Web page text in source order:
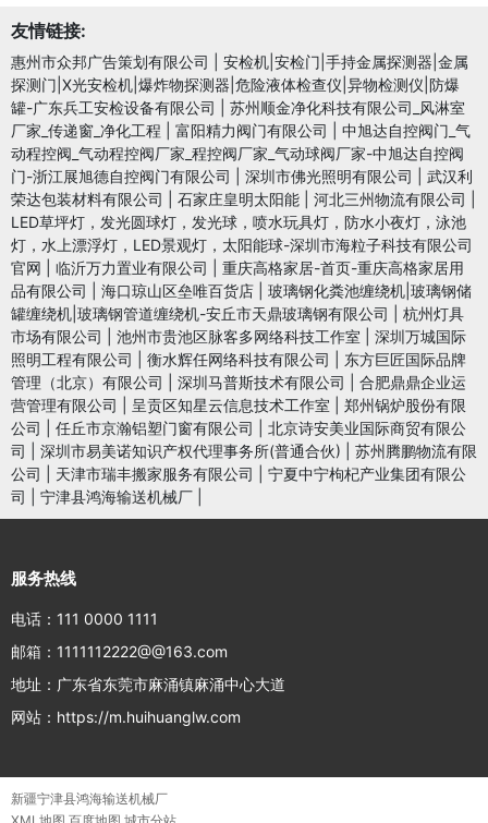
友情链接:
惠州市众邦广告策划有限公司
安检机|安检门|手持金属探测器|金属
探测门|X光安检机|爆炸物探测器|危险液体检查仪|异物检测仪|防爆
罐-广东兵工安检设备有限公司
苏州顺金净化科技有限公司_风淋室
厂家_传递窗_净化工程
富阳精力阀门有限公司
中旭达自控阀门_气
动程控阀_气动程控阀厂家_程控阀厂家_气动球阀厂家-中旭达自控阀
门-浙江展旭德自控阀门有限公司
深圳市佛光照明有限公司
武汉利
荣达包装材料有限公司
石家庄皇明太阳能 河北三州物流有限公司
LED草坪灯，发光圆球灯，发光球，喷水玩具灯，防水小夜灯，泳池
灯，水上漂浮灯，LED景观灯，太阳能球-深圳市海粒子科技有限公司
官网
临沂万力置业有限公司
重庆高格家居-首页-重庆高格家居用
品有限公司
海口琼山区垒唯百货店
玻璃钢化粪池缠绕机|玻璃钢储
罐缠绕机|玻璃钢管道缠绕机-安丘市天鼎玻璃钢有限公司
杭州灯具
市场有限公司
池州市贵池区脉客多网络科技工作室
深圳万城国际
照明工程有限公司
衡水辉任网络科技有限公司
东方巨匠国际品牌
管理（北京）有限公司
深圳马普斯技术有限公司
合肥鼎鼎企业运
营管理有限公司
呈贡区知星云信息技术工作室
郑州锅炉股份有限
公司
任丘市京瀚铝塑门窗有限公司
北京诗安美业国际商贸有限公
司
深圳市易美诺知识产权代理事务所(普通合伙)
苏州腾鹏物流有限
公司
天津市瑞丰搬家服务有限公司
宁夏中宁枸杞产业集团有限公
司
宁津县鸿海输送机械厂
服务热线
电话：111 0000 1111
邮箱：1111112222@@163.com
地址：广东省东莞市麻涌镇麻涌中心大道
网站：https://m.huihuanglw.com
新疆宁津县鸿海输送机械厂